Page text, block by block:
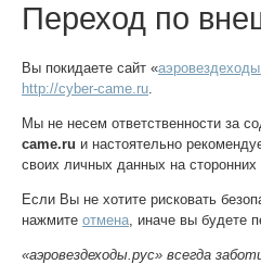
Переход по
Вы покидаете сайт «
http://cyber-came.ru
Мы не несем ответственности за
came.ru и настоятельно
своих личных данных на сторонних
Если Вы не хотите рисковать
нажмите отмена , иначе вы будете
«аэровездеходы.рус» всегда